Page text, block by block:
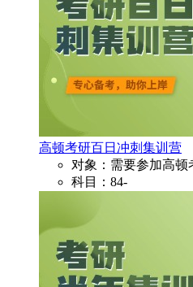
高顿考研百日冲刺集训营
对象：需要参加高
科目：84-